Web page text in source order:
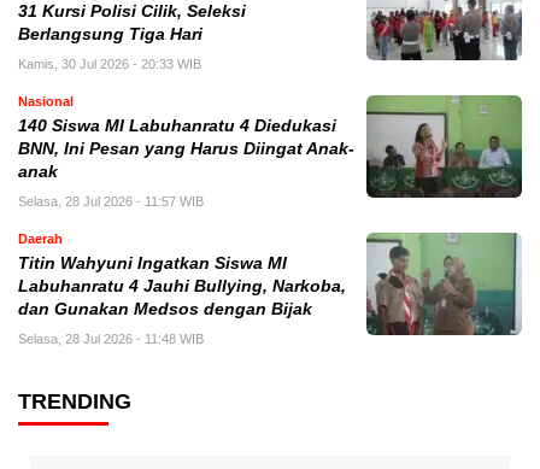
31 Kursi Polisi Cilik, Seleksi
Berlangsung Tiga Hari
Kamis, 30 Jul 2026 - 20:33 WIB
Nasional
140 Siswa MI Labuhanratu 4 Diedukasi
BNN, Ini Pesan yang Harus Diingat Anak-
anak
Selasa, 28 Jul 2026 - 11:57 WIB
Daerah
Titin Wahyuni Ingatkan Siswa MI
Labuhanratu 4 Jauhi Bullying, Narkoba,
dan Gunakan Medsos dengan Bijak
Selasa, 28 Jul 2026 - 11:48 WIB
TRENDING